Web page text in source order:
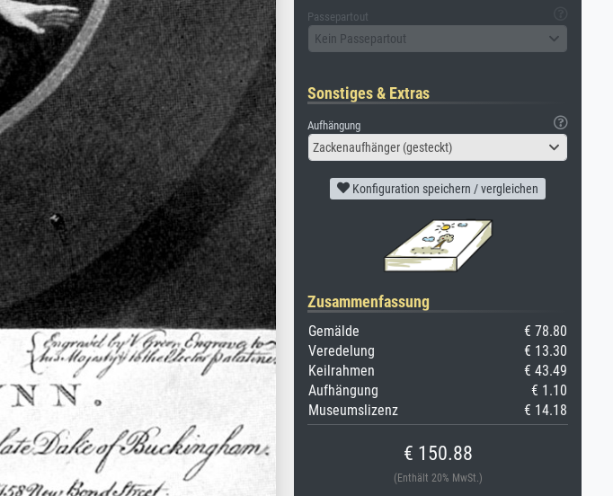
Passepartout
Kein Passepartout
Sonstiges & Extras
Aufhängung
Zackenaufhänger (gesteckt)
Konfiguration speichern / vergleichen
Zusammenfassung
Gemälde
€ 78.80
Veredelung
€ 13.30
Keilrahmen
€ 43.49
Aufhängung
€ 1.10
Museumslizenz
€ 14.18
€ 150.88
(Enthält 20% MwSt.)